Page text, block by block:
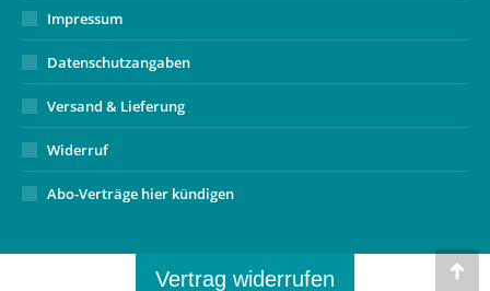
Impressum
Datenschutzangaben
Versand & Lieferung
Widerruf
Abo-Verträge hier kündigen
Go
Vertrag widerrufen